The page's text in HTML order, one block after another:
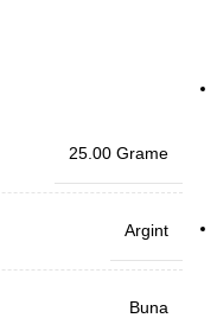
25.00 Grame
Argint
Buna